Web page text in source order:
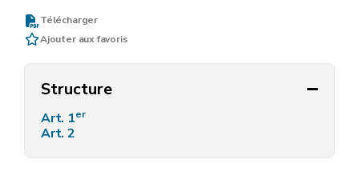
Télécharger
Ajouter aux favoris
Structure
Art. 1er
Art. 2